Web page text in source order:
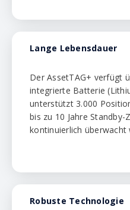
Lange Lebensdauer
Der AssetTAG+ verfügt
integrierte Batterie
unterstützt 3.000
bis zu 10 Jahre
kontinuierlich überwacht
Robuste Technologie